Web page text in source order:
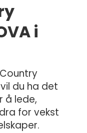
i
du ha det
å lede,
for vekst